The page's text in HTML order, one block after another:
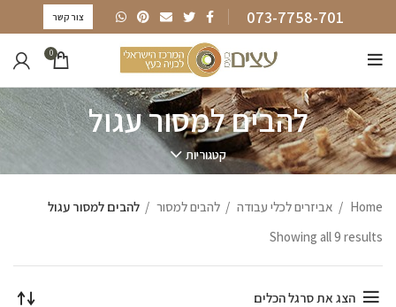
073-7758-701 צור קשר
0
להבים למסור עגול
קטגוריות
Home אביזרים לכלי עבודה להבים למסור
להבים למסור עגול
Showing all 9 results
הצג את סרגל הכלים